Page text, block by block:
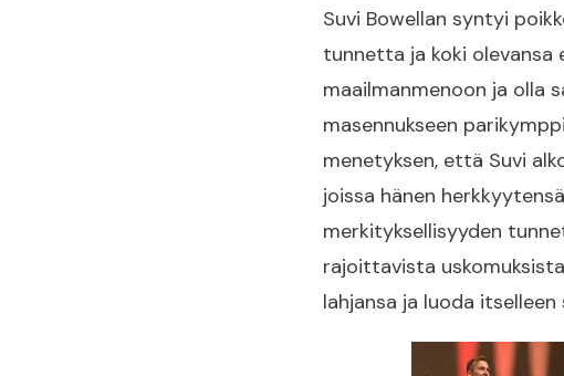
Suvi Bowellan syntyi
tunnetta ja koki olevansa
maailmanmenoon ja olla
masennukseen
menetyksen, että Suvi
joissa hänen
merkityksellisyyden
rajoittavista
lahjansa ja luoda